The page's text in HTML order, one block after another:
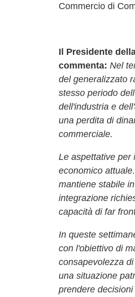
Commercio di
Il Presidente
commenta: Nel
del generalizzato
stesso periodo
dell'industria e
una perdita di
commerciale.
Le aspettative per
economico
mantiene stabile
integrazione
capacità di far
In queste
con l'obiettivo di
consapevolezza
una situazione
prendere